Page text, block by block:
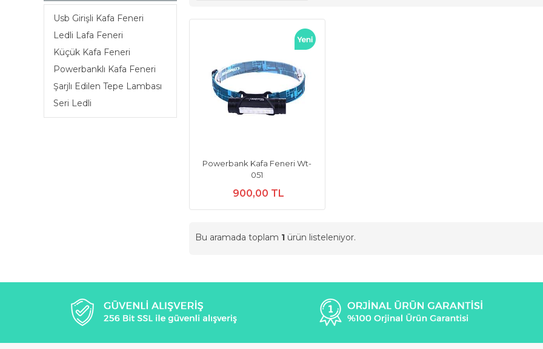
Usb Girişli Kafa Feneri
Ledli Lafa Feneri
Küçük Kafa Feneri
Powerbanklı Kafa Feneri
Şarjlı Edilen Tepe Lambası
Seri Ledli
Powerbank Kafa Feneri Wt-
051
900,00 TL
Bu aramada toplam 1 ürün listeleniyor.